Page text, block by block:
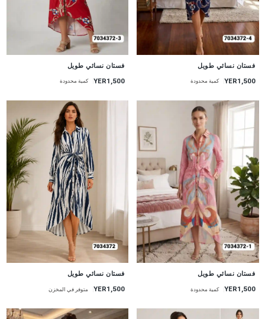
فستان نسائي طويل
YER1,500 كمية محدودة
فستان نسائي طويل
YER1,500 كمية محدودة
فستان نسائي طويل
YER1,500 كمية محدودة
فستان نسائي طويل
YER1,500 متوفر في المخزن